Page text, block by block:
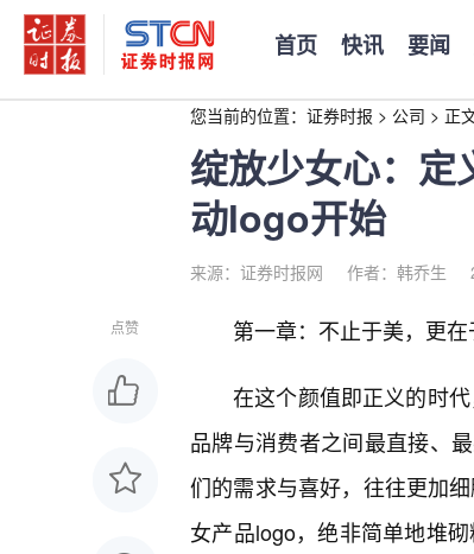
首页 快讯 要闻
您当前的位置： 证券时报 > 公司 > 正
绽放少女心：定
动logo开始
来源：证券时报网 作者：韩乔生
点赞 第一章：不止于美，更
在这个颜值即正义的时
品牌与消费者之间最直接、
们的需求与喜好，往往更加
女产品logo，绝非简单地堆